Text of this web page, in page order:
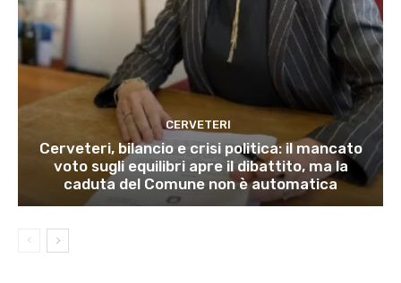
CERVETERI
Cerveteri, bilancio e crisi politica: il mancato
voto sugli equilibri apre il dibattito, ma la
caduta del Comune non è automatica